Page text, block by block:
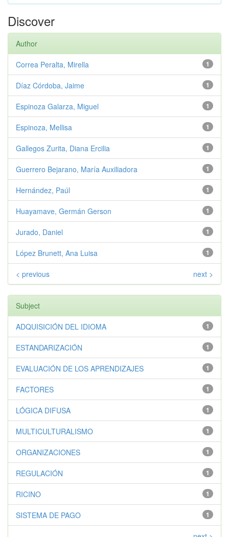
Discover
Author
1
Correa Peralta, Mirella
1
Díaz Córdoba, Jaime
1
Espinoza Galarza, Miguel
1
Espinoza, Mellisa
1
Gallegos Zurita, Diana Ercilia
1
Guerrero Bejarano, María Auxiliadora
1
Hernández, Paúl
1
Huayamave, Germán Gerson
1
Jurado, Daniel
1
López Brunett, Ana Luisa
< previous next >
Subject
1
ADQUISICIÓN DEL IDIOMA
1
ESTANDARIZACIÓN
1
EVALUACIÓN DE LOS APRENDIZAJES
1
FACTORES
1
LÓGICA DIFUSA
1
MULTICULTURALISMO
1
ORGANIZACIONES
1
REGULACIÓN
1
RICINO
1
SISTEMA DE PAGO